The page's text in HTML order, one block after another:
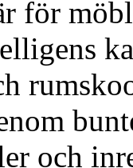
för
och